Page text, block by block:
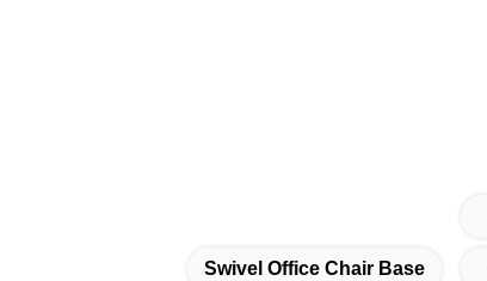
Swivel Office Chair Base